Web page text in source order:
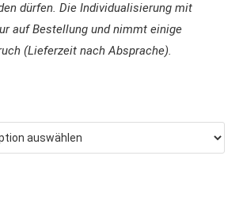
dürfen. Die Individualisierung mit
auf Bestellung und nimmt einige
(Lieferzeit nach Absprache).